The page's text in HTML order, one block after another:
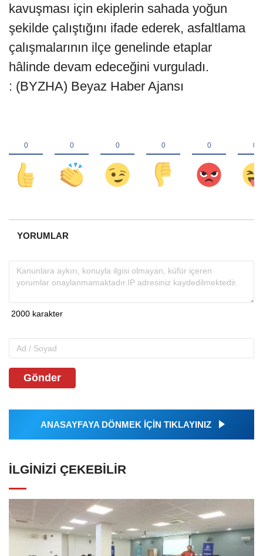
kavuşması için ekiplerin sahada yoğun
şekilde çalıştığını ifade ederek, asfaltlama
çalışmalarının ilçe genelinde etaplar
hâlinde devam edeceğini vurguladı.
: (BYZHA) Beyaz Haber Ajansı
YORUMLAR
Gönder
ANASAYFAYA DÖNMEK İÇİN TIKLAYINIZ
İLGINIZI ÇEKEBILIR